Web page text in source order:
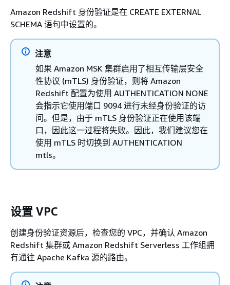
Amazon Redshift 身份验证是在 CREATE EXTERNAL
SCHEMA 语句中设置的。
注意
如果 Amazon MSK 集群启用了相互传输层安全
性协议 (mTLS) 身份验证，则将 Amazon
Redshift 配置为使用 AUTHENTICATION NONE
会指示它使用端口 9094 进行未经身份验证的访
问。但是，由于 mTLS 身份验证正在使用该端
口，因此这一过程将失败。因此，我们建议您在
使用 mTLS 时切换到 AUTHENTICATION
mtls。
设置 VPC
创建身份验证资源后，检查您的 VPC，并确认 Amazon
Redshift 集群或 Amazon Redshift Serverless 工作组拥
有通往 Apache Kafka 源的路由。